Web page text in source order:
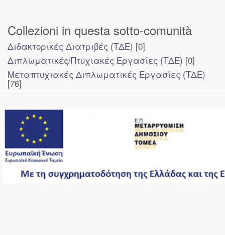
Collezioni in questa sotto-comunità
Διδακτορικές Διατριβές (ΤΔΕ) [0]
Διπλωματικές/Πτυχιακές Εργασίες (ΤΔΕ) [0]
Μεταπτυχιακές Διπλωματικές Εργασίες (ΤΔΕ)
[76]